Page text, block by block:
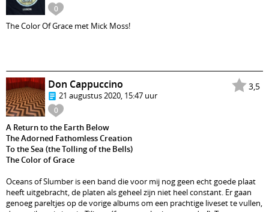
0
The Color Of Grace met Mick Moss!
3,5
0
Don Cappuccino
21 augustus 2020, 15:47 uur
A Return to the Earth Below
The Adorned Fathomless Creation
To the Sea (the Tolling of the Bells)
The Color of Grace
Oceans of Slumber is een band die voor mij nog geen echt goede plaat
heeft uitgebracht, de platen als geheel zijn niet heel constant. Er gaan
genoeg pareltjes op de vorige albums om een prachtige liveset te vullen,